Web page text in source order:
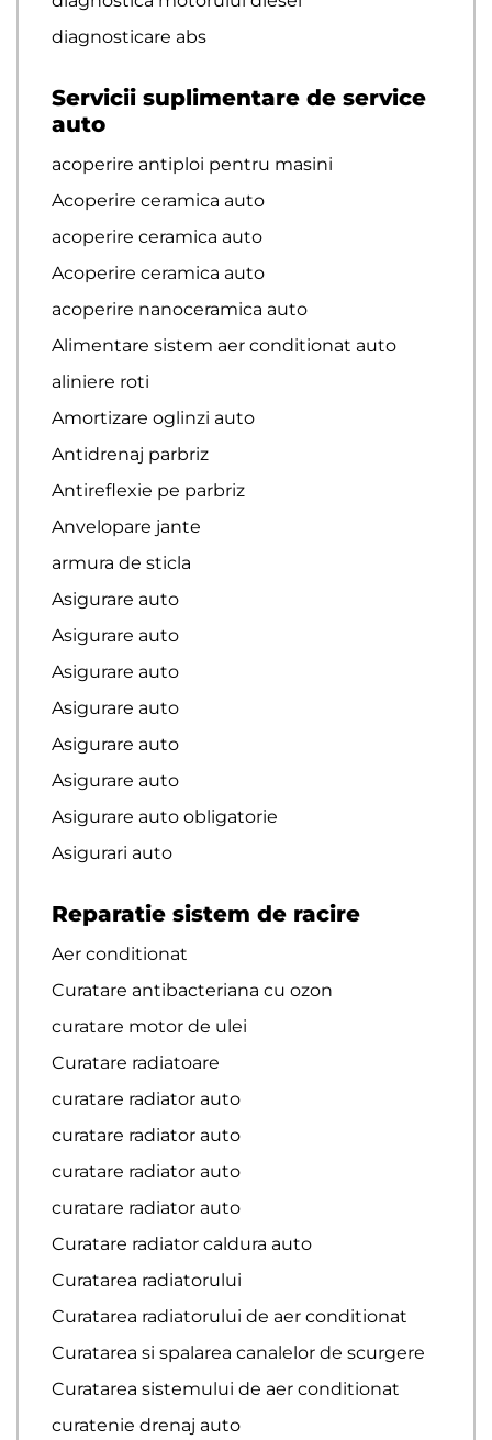
diagnosticare abs
Servicii suplimentare de service
auto
acoperire antiploi pentru masini
Acoperire ceramica auto
acoperire ceramica auto
Acoperire ceramica auto
acoperire nanoceramica auto
Alimentare sistem aer conditionat auto
aliniere roti
Amortizare oglinzi auto
Antidrenaj parbriz
Antireflexie pe parbriz
Anvelopare jante
armura de sticla
Asigurare auto
Asigurare auto
Asigurare auto
Asigurare auto
Asigurare auto
Asigurare auto
Asigurare auto obligatorie
Asigurari auto
Reparatie sistem de racire
Aer conditionat
Curatare antibacteriana cu ozon
curatare motor de ulei
Curatare radiatoare
curatare radiator auto
curatare radiator auto
curatare radiator auto
curatare radiator auto
Curatare radiator caldura auto
Curatarea radiatorului
Curatarea radiatorului de aer conditionat
Curatarea si spalarea canalelor de scurgere
Curatarea sistemului de aer conditionat
curatenie drenaj auto